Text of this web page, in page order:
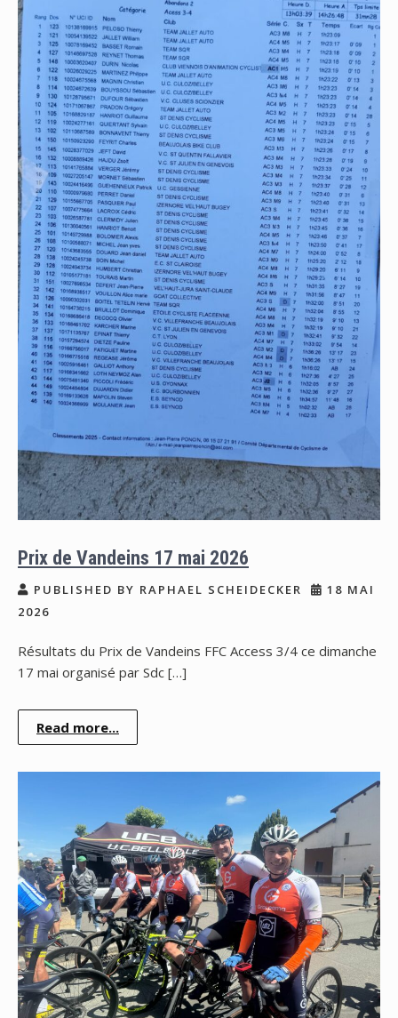
Prix de Vandeins 17 mai 2026
PUBLISHED BY RAPHAEL SCHEIDECKER
18 MAI
2026
Résultats du Prix de Vandeins FFC Access 3/4 ce dimanche
17 mai organisé par Sdc […]
Read more...